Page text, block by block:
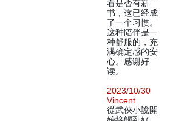
看是否有新
书，这已经成
了一个习惯。
这种陪伴是一
种舒服的，充
满确定感的安
心。感谢好
读。
2023/10/30
Vincent
從武俠小說開